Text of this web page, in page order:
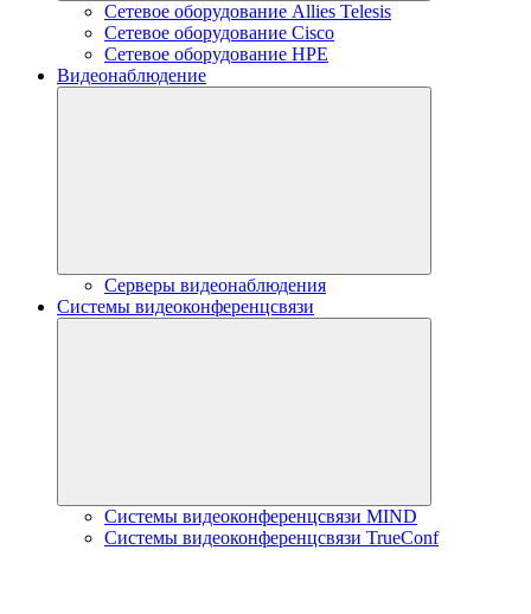
Сетевое оборудование Allies Telesis
Сетевое оборудование Cisco
Сетевое оборудование HPE
Видеонаблюдение
Серверы видеонаблюдения
Системы видеоконференцсвязи
Системы видеоконференцсвязи MIND
Системы видеоконференцсвязи TrueConf